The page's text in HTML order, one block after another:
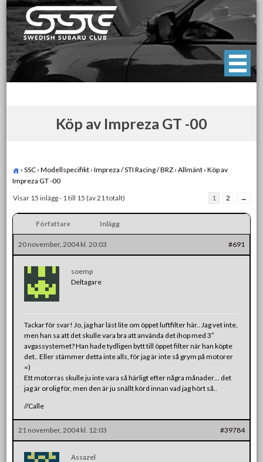
Skip
to
content
Swedish Subaru Club
För oss som älskar Subaru!
Köp av Impreza GT -00
› SSC › Modellspecifikt › Impreza / STI Racing / BRZ › Allmänt › Köp av
Impreza GT -00
Visar 15 inlägg - 1 till 15 (av 21 totalt)
1 2 →
Författare Inlägg
20 november, 2004 kl. 20:03 #691
soemp
Deltagare
Tackar för svar! Jo, jag har läst lite om öppet luftfilter här.. Jag vet inte,
men han sa att det skulle vara bra att använda det ihop med 3″
avgassystemet? Han hade tydligen bytt till öppet filter när han köpte
det.. Eller stämmer detta inte alls, för jag är inte så grym på motorer
=)
Ett motorras skulle ju inte vara så härligt efter några månader… det
jag är orolig för, men den är ju snällt körd innan vad jag hört så..
//Calle
21 november, 2004 kl. 12:03 #39784
Assazel